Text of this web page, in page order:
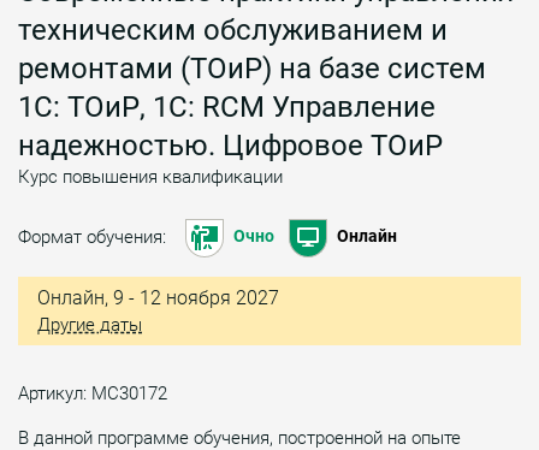
техническим обслуживанием и
ремонтами (ТОиР) на базе систем
1С: ТОиР, 1С: RCM Управление
надежностью. Цифровое ТОиР
Курс повышения квалификации
Формат обучения: Очно Онлайн
Онлайн, 9 - 12 ноября 2027
Другие даты
Артикул: МС30172
В данной программе обучения, построенной на опыте
Заказать